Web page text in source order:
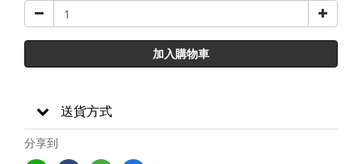
加入購物車
送貨方式
分享到